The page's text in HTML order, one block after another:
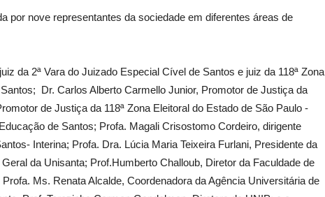
por nove representantes da sociedade em diferentes áreas de
da 2ª Vara do Juizado Especial Cível de Santos e juiz da 118ª Zona
Dr. Carlos Alberto Carmello Junior, Promotor de Justiça da
de Justiça da 118ª Zona Eleitoral do Estado de São Paulo -
de Santos; Profa. Magali Crisostomo Cordeiro, dirigente
Interina; Profa. Dra. Lúcia Maria Teixeira Furlani, Presidente da
da Unisanta; Prof.Humberto Challoub, Diretor da Faculdade de
Ms. Renata Alcalde, Coordenadora da Agência Universitária de